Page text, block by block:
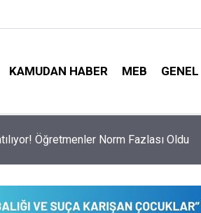
KAMUDAN HABER MEB GENEL